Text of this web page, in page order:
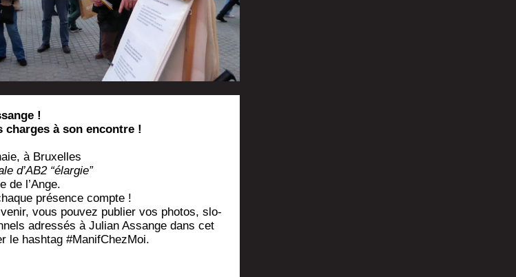
!
charges à son encontre !
à Bruxelles
d’AB2 “élar­gie”
de l’Ange.
pré­sence compte !
vous pou­vez publier vos pho­tos, slo­
adres­sés à Julian Assange dans cet
le hash­tag #Manif­Chez­Moi.